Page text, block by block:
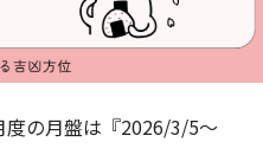
度の月盤は『2026/3/5～